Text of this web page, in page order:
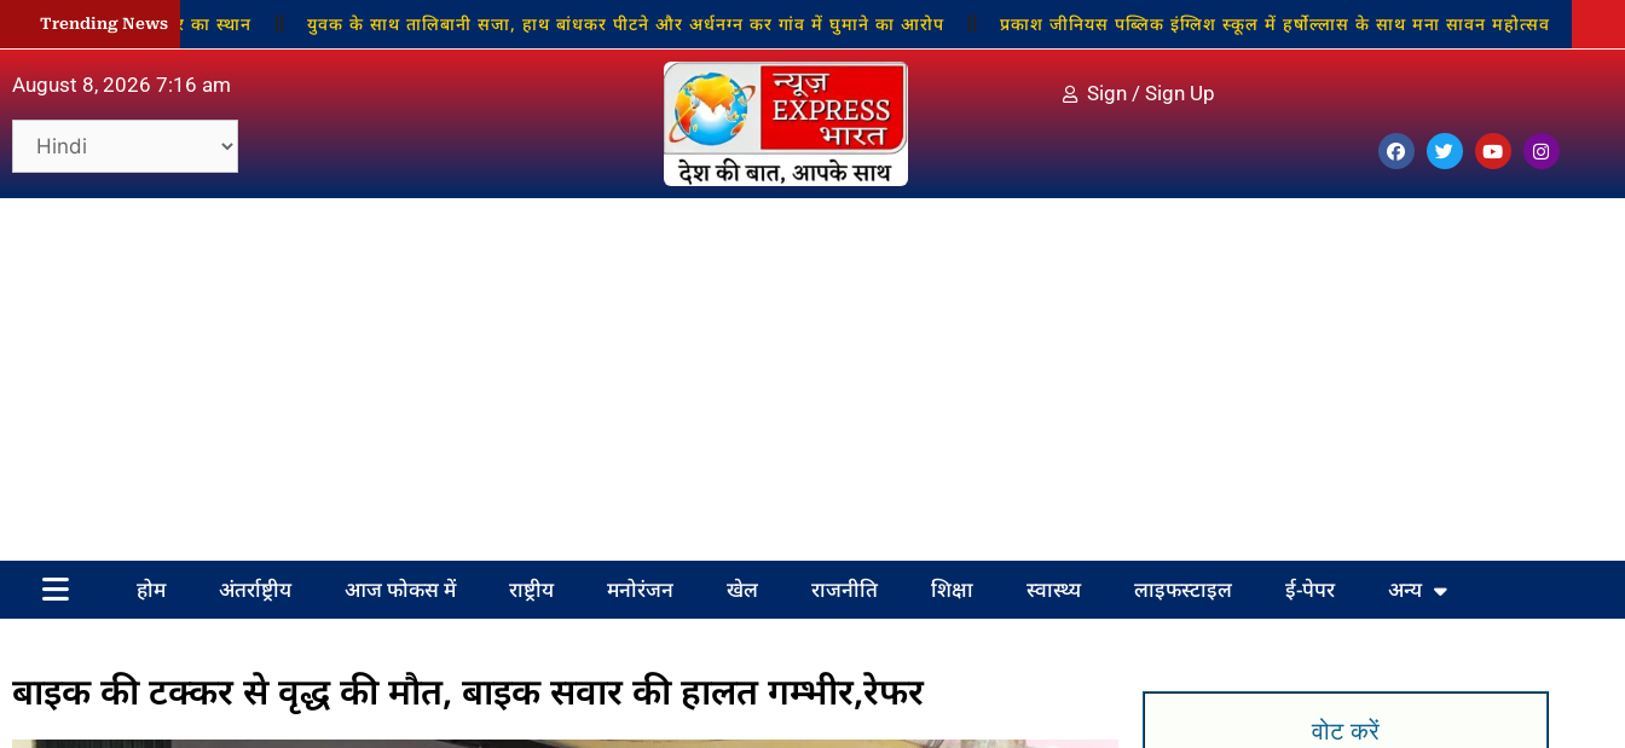
Trending News
माता मंदिर का स्थान युवक के साथ तालिबानी सजा, हाथ बांधकर पीटने और अर्धनग्न कर गांव में घुमाने का आरोप प्रकाश जीनियस पब्लिक इंग्लिश स्कूल में हर्षोल्लास के साथ मना सावन महोत्सव स्कूली बच्चों
August 8, 2026 7:16 am Sign / Sign Up
होम अंतर्राष्ट्रीय आज फोकस में राष्ट्रीय मनोरंजन खेल राजनीति शिक्षा स्वास्थ्य लाइफस्टाइल ई-पेपर अन्य
बाइक की टक्कर से वृद्ध की मौत, बाइक सवार की हालत गम्भीर,रेफर
वोट करें